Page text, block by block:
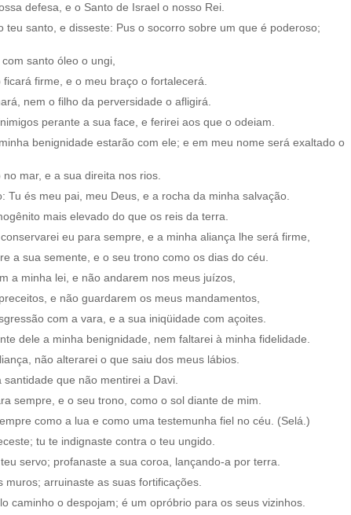
defesa, e o Santo de Israel o nosso Rei.
teu santo, e disseste: Pus o socorro sobre um que é poderoso;
santo óleo o ungi,
firme, e o meu braço o fortalecerá.
nem o filho da perversidade o afligirá.
perante a sua face, e ferirei aos que o odeiam.
benignidade estarão com ele; e em meu nome será exaltado o
mar, e a sua direita nos rios.
Tu és meu pai, meu Deus, e a rocha da minha salvação.
mais elevado do que os reis da terra.
eu para sempre, e a minha aliança lhe será firme,
a sua semente, e o seu trono como os dias do céu.
a minha lei, e não andarem nos meus juízos,
e não guardarem os meus mandamentos,
com a vara, e a sua iniqüidade com açoites.
dele a minha benignidade, nem faltarei à minha fidelidade.
não alterarei o que saiu dos meus lábios.
que não mentirei a Davi.
sempre, e o seu trono, como o sol diante de mim.
como a lua e como uma testemunha fiel no céu. (Selá.)
tu te indignaste contra o teu ungido.
servo; profanaste a sua coroa, lançando-a por terra.
muros; arruinaste as suas fortificações.
caminho o despojam; é um opróbrio para os seus vizinhos.